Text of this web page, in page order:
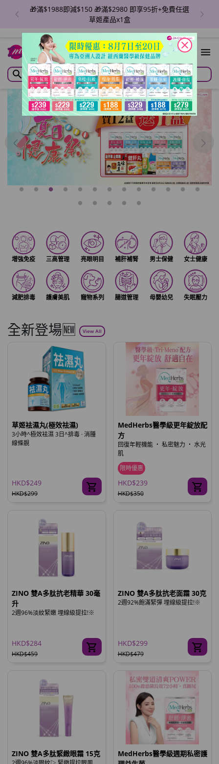
🎁滿$1988即減$150 🎁滿$2980 即享95折+免費任選
草姬產品x1盒
增強免疫 三高管理 亮眼明目 補肝補腎 男士保健 女士健康
減肥排毒 護膚美肌 寵物系列 腸道管理 母嬰幼兒 失眠壓力
全新登場🆕 View All
草姬袪濕丸(極效祛濕)
3小時^極效袪濕 3日^排毒 · 消腫
線條靚
HKD$249
HKD$299
MedHerbs醫學級更年綻放配
方
回復年輕機能 ‧ 私密魅力 ‧ 水光
肌
限時優惠
HKD$239
HKD$350
ZINO 雙A多肽抗老精華 30毫
升
2週96%淡紋緊嫩 埋線級提拉!※
HKD$284
HKD$459
ZINO 雙A多肽抗老面霜 30克
2週92%飽滿緊彈 埋線級提拉!※
HKD$299
HKD$479
ZINO 雙A多肽緊緻眼霜 15克
MedHerbs醫學級週期私密護
close